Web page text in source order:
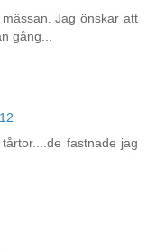
Jag önskar att
gång...
fastnade jag